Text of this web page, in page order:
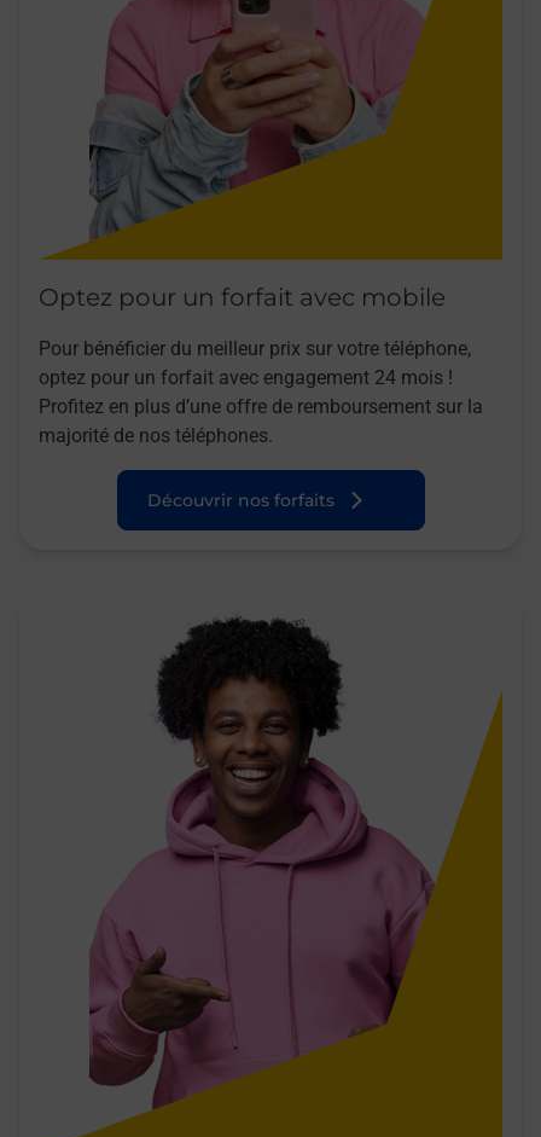
Optez pour un forfait avec mobile
Pour bénéficier du meilleur prix sur votre téléphone,
optez pour un forfait avec engagement 24 mois !
Profitez en plus d’une offre de remboursement sur la
majorité de nos téléphones.
Découvrir nos forfaits